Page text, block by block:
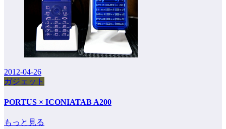
2012-04-26
ガジェット
PORTUS × ICONIATAB A200
もっと見る